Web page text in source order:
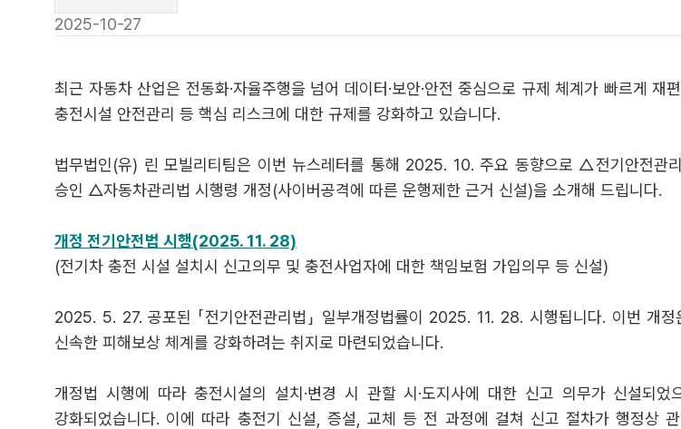
2025-10-27
최근 자동차 산업은 전동화·자율주행을 넘어 데이터·보안·안전 중심으로 규제 체계가 빠르게
충전시설 안전관리 등 핵심 리스크에 대한 규제를 강화하고 있습니다.
법무법인(유) 린 모빌리티팀은 이번 뉴스레터를 통해 2025. 10. 주요 동향으로 △전기안전관
승인 △자동차관리법 시행령 개정(사이버공격에 따른 운행제한 근거 신설)을 소개해 드립니다.
개정 전기안전법 시행(2025. 11. 28)
(전기차 충전 시설 설치시 신고의무 및 충전사업자에 대한 책임보험 가입의무 등 신설)
2025. 5. 27. 공포된 「전기안전관리법」 일부개정법률이 2025. 11. 28. 시행됩니다. 이번 개
신속한 피해보상 체계를 강화하려는 취지로 마련되었습니다.
개정법 시행에 따라 충전시설의 설치·변경 시 관할 시·도지사에 대한 신고 의무가 신설되
강화되었습니다. 이에 따라 충전기 신설, 증설, 교체 등 전 과정에 걸쳐 신고 절차가 행정상